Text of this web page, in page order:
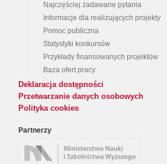
Najczęściej zadawane pytania
Informacje dla realizujących projekty
Pomoc publiczna
Statystyki konkursów
Przykłady finansowanych projektów
Baza ofert pracy
Deklaracja dostępności
Przetwarzanie danych osobowych
Polityka cookies
Partnerzy